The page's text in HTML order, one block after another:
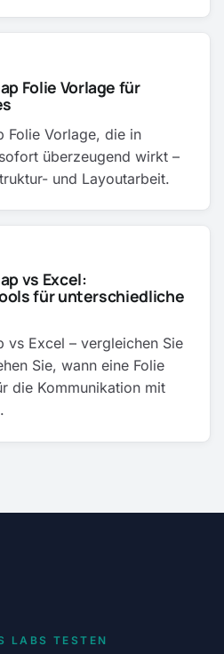
Folie Vorlage für
Folie Vorlage, die in
überzeugend wirkt –
und Layoutarbeit.
vs Excel:
für unterschiedliche
vs Excel – vergleichen Sie
Sie, wann eine Folie
die Kommunikation mit
LABS TESTEN